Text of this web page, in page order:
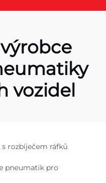
vozidel
rozbíječem ráfků
pneumatik pro